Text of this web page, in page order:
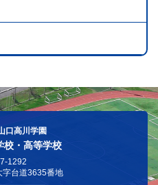
口高川学園
校・高等学校
1292
字台道3635番地